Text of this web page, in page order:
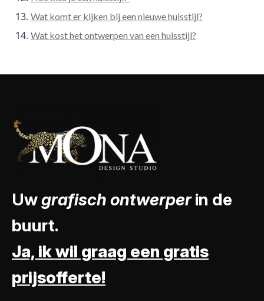
Wat komt er kijken bij een nieuwe huisstijl?
Wat kost het ontwerpen van een huisstijl?
Uwgrafisch ontwerperin de
buurt.
Ja, ik wil graag een gratis
prijsofferte!